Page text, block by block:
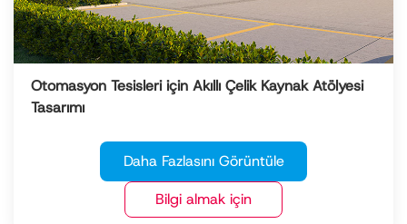
Otomasyon Tesisleri için Akıllı Çelik Kaynak Atölyesi
Tasarımı
Daha Fazlasını Görüntüle
Bilgi almak için